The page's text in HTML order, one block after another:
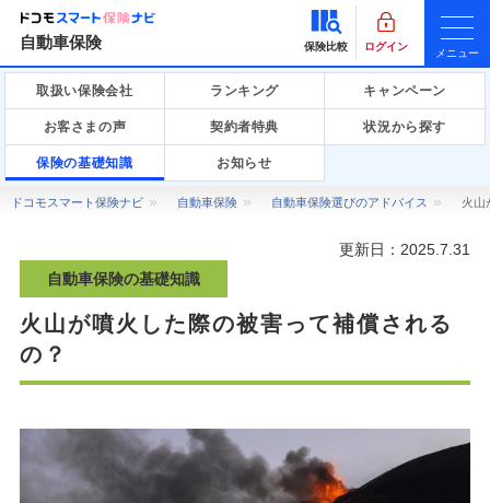
自動車保険 保険比較 ログイン
メニュー
取扱い保険会社 ランキング キャンペーン
お客さまの声 契約者特典 状況から探す
保険の基礎知識 お知らせ
ドコモスマート保険ナビ 自動車保険 自動車保険選びのアドバイス 火山
更新日：2025.7.31
自動車保険の基礎知識
火山が噴火した際の被害って補償される
の？